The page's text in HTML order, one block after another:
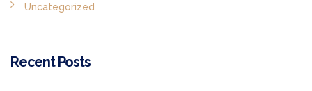
Uncategorized
Recent Posts